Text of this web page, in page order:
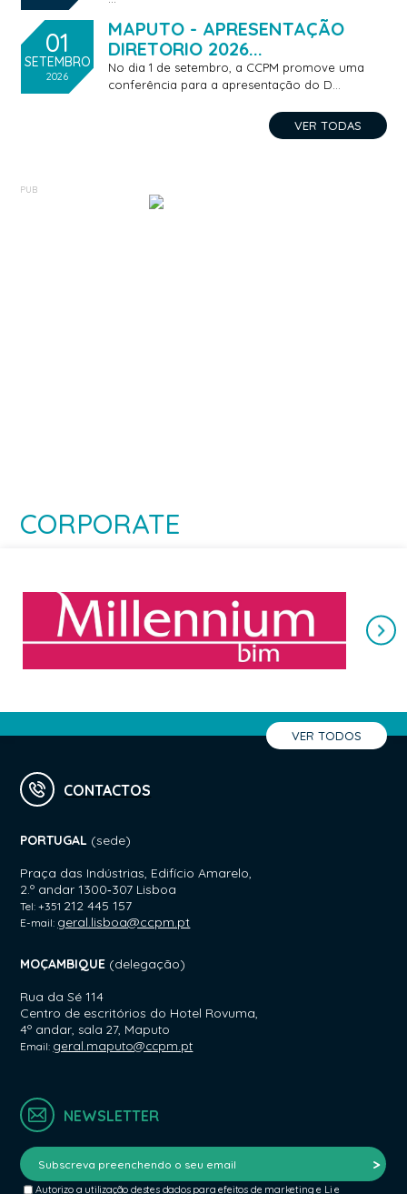
01
SETEMBRO
2026
MAPUTO - APRESENTAÇÃO
DIRETORIO 2026...
No dia 1 de setembro, a CCPM promove uma
conferência para a apresentação do D...
VER TODAS
PUB
CORPORATE
VER TODOS
CONTACTOS
PORTUGAL (sede)
Praça das Indústrias, Edifício Amarelo,
2.º andar 1300‑307 Lisboa
Tel: +351 212 445 157
E-mail: geral.lisboa@ccpm.pt
MOÇAMBIQUE (delegação)
Rua da Sé 114
Centro de escritórios do Hotel Rovuma,
4º andar,sala 27, Maputo
Email: geral.maputo@ccpm.pt
NEWSLETTER
Autorizo a utilização destes dados para efeitos de marketing e Li e